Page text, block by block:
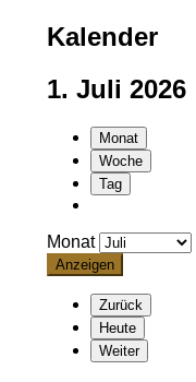
Kalender
1. Juli 2026
Monat
Woche
Tag
Monat
Zurück
Heute
Weiter